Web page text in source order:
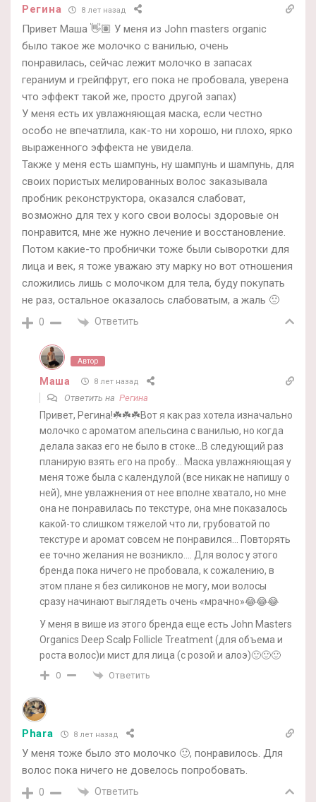
Регина 8 лет назад
Привет Маша 👋🏽 У меня из John masters organic
было такое же молочко с ванилью, очень
понравилась, сейчас лежит молочко в запасах
гераниум и грейпфрут, его пока не пробовала, уверена
что эффект такой же, просто другой запах)
У меня есть их увлажняющая маска, если честно
особо не впечатлила, как-то ни хорошо, ни плохо, ярко
выраженного эффекта не увидела.
Также у меня есть шампунь, ну шампунь и шампунь, для
своих пористых мелированных волос заказывала
пробник реконструктора, оказался слабоват,
возможно для тех у кого свои волосы здоровые он
понравится, мне же нужно лечение и восстановление.
Потом какие-то пробнички тоже были сыворотки для
лица и век, я тоже уважаю эту марку но вот отношения
сложились лишь с молочком для тела, буду покупать
не раз, остальное оказалось слабоватым, а жаль 🙁
0 Ответить
Автор
Маша 8 лет назад
Ответить на Регина
Привет, Регина!☘️☘️☘️Вот я как раз хотела изначально
молочко с ароматом апельсина с ванилью, но когда
делала заказ его не было в стоке…В следующий раз
планирую взять его на пробу… Маска увлажняющая у
меня тоже была с календулой (все никак не напишу о
ней), мне увлажнения от нее вполне хватало, но мне
она не понравилась по текстуре, она мне показалось
какой-то слишком тяжелой что ли, грубоватой по
текстуре и аромат совсем не понравился… Повторять
ее точно желания не возникло…. Для волос у этого
бренда пока ничего не пробовала, к сожалению, в
этом плане я без силиконов не могу, мои волосы
сразу начинают выглядеть очень «мрачно»😂😂😂
У меня в више из этого бренда еще есть John Masters
Organics Deep Scalp Follicle Treatment (для объема и
роста волос)и мист для лица (с розой и алоэ)🙂🙂🙂
0 Ответить
Phara 8 лет назад
У меня тоже было это молочко 🙂, понравилось. Для
волос пока ничего не довелось попробовать.
0 Ответить